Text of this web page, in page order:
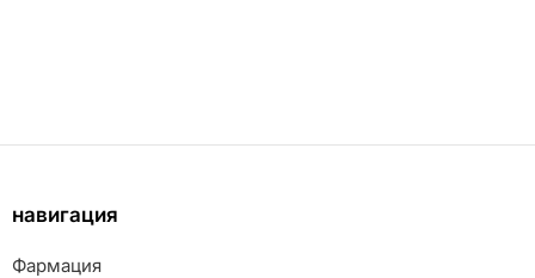
навигация
Фармация